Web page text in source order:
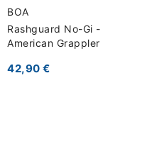
BOA
Rashguard No-Gi -
American Grappler
42,90 €